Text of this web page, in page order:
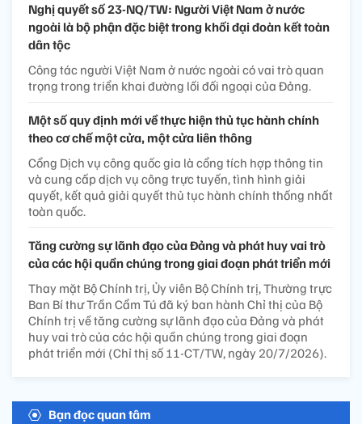
Nghị quyết số 23-NQ/TW: Người Việt Nam ở nước
ngoài là bộ phận đặc biệt trong khối đại đoàn kết toàn
dân tộc
Công tác người Việt Nam ở nước ngoài có vai trò quan
trọng trong triển khai đường lối đối ngoại của Đảng.
Một số quy định mới về thực hiện thủ tục hành chính
theo cơ chế một cửa, một cửa liên thông
Cổng Dịch vụ công quốc gia là cổng tích hợp thông tin
và cung cấp dịch vụ công trực tuyến, tình hình giải
quyết, kết quả giải quyết thủ tục hành chính thống nhất
toàn quốc.
Tăng cường sự lãnh đạo của Đảng và phát huy vai trò
của các hội quần chúng trong giai đoạn phát triển mới
Thay mặt Bộ Chính trị, Ủy viên Bộ Chính trị, Thường trực
Ban Bí thư Trần Cẩm Tú đã ký ban hành Chỉ thị của Bộ
Chính trị về tăng cường sự lãnh đạo của Đảng và phát
huy vai trò của các hội quần chúng trong giai đoạn
phát triển mới (Chỉ thị số 11-CT/TW, ngày 20/7/2026).
Bạn đọc quan tâm